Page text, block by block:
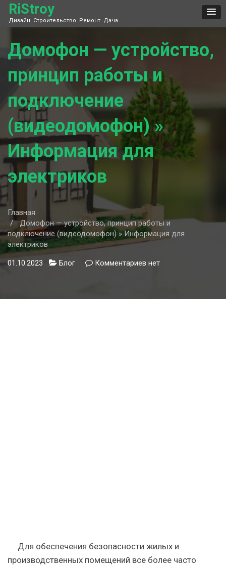
Skip
content
RiStroy
Дизайн. Строительство. Ремонт. Дача
Домофон — устройство,
принцип работы и
подключение
(видеодомофон) »
Информация для
электриков
Главная
Домофон — устройство, принцип работы и
подключение (видеодомофон) » Информация для
электриков
01.10.2023 Блог Комментариев кнет
Для обеспечения безопасности жилых и
производственных помещений все более часто